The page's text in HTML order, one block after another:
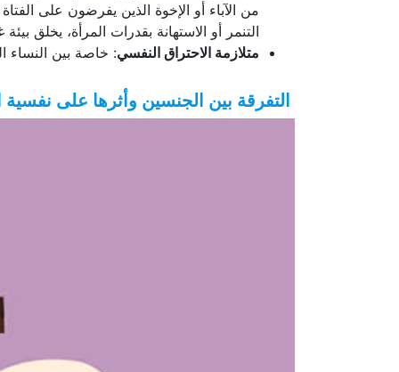
من الآباء أو الإخوة الذين يفرضون على
التنمر أو الاستهانة بقدرات المرأة، يخلق
متلازمة الاحتراق النفسي: خاصة بين النساء
التفرقة بين الجنسين وأثرها على نفسية